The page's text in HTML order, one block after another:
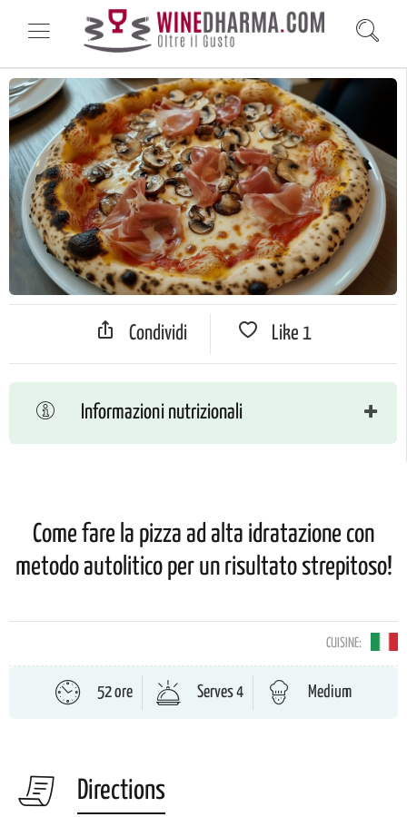
Condividi Like 1
Informazioni nutrizionali
Come fare la pizza ad alta idratazione con
metodo autolitico per un risultato strepitoso!
CUISINE:
52 ore Serves 4 Medium
Directions